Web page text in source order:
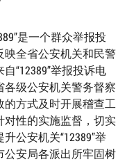
是一个群众举报投
全省公安机关和民警
“12389”举报投诉电
级公安机关警务督察
方式及时开展稽查工
性的实施监督，切实
公安机关“12389”举
安局各派出所牢固树